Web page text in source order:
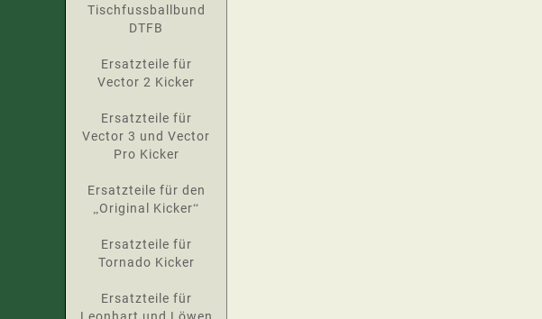
Tischfussballbund
DTFB
Ersatzteile für
Vector 2 Kicker
Ersatzteile für
Vector 3 und Vector
Pro Kicker
Ersatzteile für den
„Original Kicker“
Ersatzteile für
Tornado Kicker
Ersatzteile für